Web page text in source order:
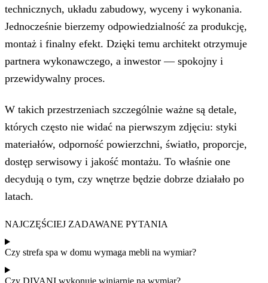
technicznych, układu zabudowy, wyceny i wykonania.
Jednocześnie bierzemy odpowiedzialność za produkcję,
montaż i finalny efekt. Dzięki temu architekt otrzymuje
partnera wykonawczego, a inwestor — spokojny i
przewidywalny proces.
W takich przestrzeniach szczególnie ważne są detale,
których często nie widać na pierwszym zdjęciu: styki
materiałów, odporność powierzchni, światło, proporcje,
dostęp serwisowy i jakość montażu. To właśnie one
decydują o tym, czy wnętrze będzie dobrze działało po
latach.
NAJCZĘŚCIEJ ZADAWANE PYTANIA
Czy strefa spa w domu wymaga mebli na wymiar?
Czy DIVANI wykonuje winiarnie na wymiar?